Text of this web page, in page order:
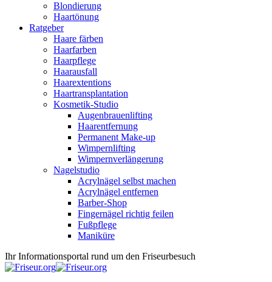
Blondierung
Haartönung
Ratgeber
Haare färben
Haarfarben
Haarpflege
Haarausfall
Haarextentions
Haartransplantation
Kosmetik-Studio
Augenbrauenlifting
Haarentfernung
Permanent Make-up
Wimpernlifting
Wimpernverlängerung
Nagelstudio
Acrylnägel selbst machen
Acrylnägel entfernen
Barber-Shop
Fingernägel richtig feilen
Fußpflege
Maniküre
Ihr Informationsportal rund um den Friseurbesuch